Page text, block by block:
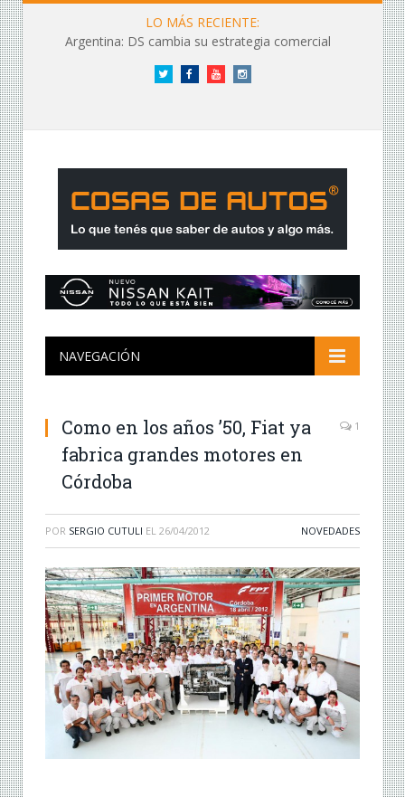
LO MÁS RECIENTE:
Argentina: DS cambia su estrategia comercial
Twitter FacebookYouTubeInstagram
NAVEGACIÓN
Como en los años ’50, Fiat ya
fabrica grandes motores en
Córdoba
1
POR SERGIO CUTULI EL 26/04/2012 NOVEDADES